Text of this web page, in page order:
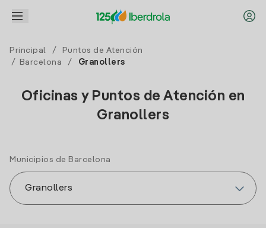
Principal /
Puntos de Atención
/
Barcelona / Granollers
Oficinas y Puntos de Atención en
Granollers
Municipios de Barcelona